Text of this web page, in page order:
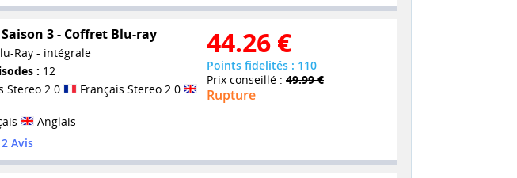
3 - Coffret Blu-ray
Ray - intégrale
: 12
Stereo 2.0
Français Stereo 2.0
Anglais
2Avis
44.26 €
Points fidelités : 110
Prix conseillé : 49.99 €
Rupture